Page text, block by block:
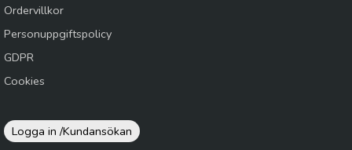
Ordervillkor
Personuppgiftspolicy
GDPR
Cookies
Logga in /Kundansökan